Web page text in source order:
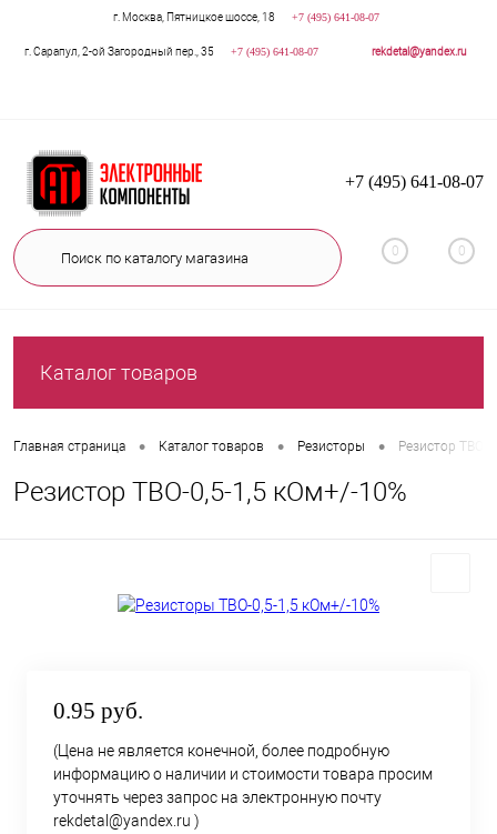
г. Москва, Пятницкое шоссе, 18 +7 (495) 641-08-07
г. Сарапул, 2-ой Загородный пер., 35 +7 (495) 641-08-07 rekdetal@yandex.ru
+7 (495) 641-08-07
0 0
Каталог товаров
Главная страница • Каталог товаров • Резисторы • Резистор ТВО-
Резистор ТВО-0,5-1,5 кОм+/-10%
0.95 руб.
(Цена не является конечной, более подробную
информацию о наличии и стоимости товара просим
уточнять через запрос на электронную почту
rekdetal@yandex.ru )